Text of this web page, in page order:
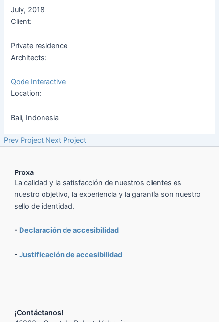
July, 2018
Client:
Private residence
Architects:
Qode Interactive
Location:
Bali, Indonesia
Prev Project Next Project
Proxa
La calidad y la satisfacción de nuestros clientes es
nuestro objetivo, la experiencia y la garantía son nuestro
sello de identidad.
- Declaración de accesibilidad
-Justificación de accesibilidad
¡Contáctanos!